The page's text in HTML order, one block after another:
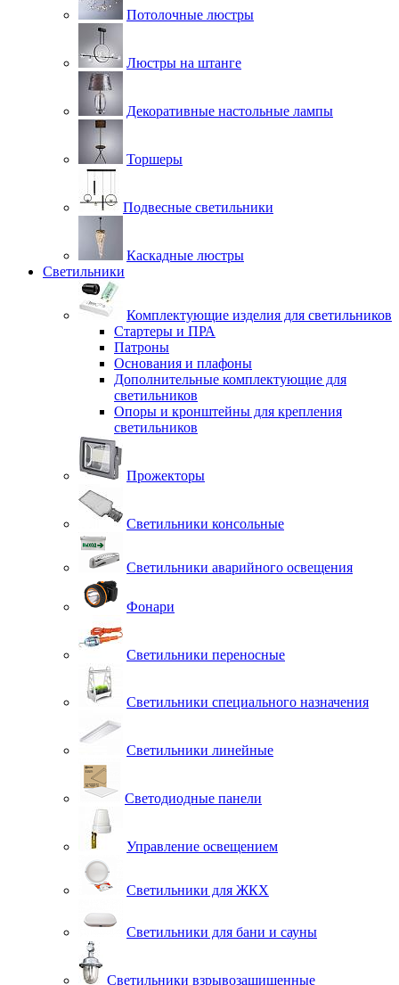
Потолочные люстры
Люстры на штанге
Декоративные настольные лампы
Торшеры
Подвесные светильники
Каскадные люстры
Светильники
Комплектующие изделия для светильников
Стартеры и ПРА
Патроны
Основания и плафоны
Дополнительные комплектующие для
светильников
Опоры и кронштейны для крепления
светильников
Прожекторы
Светильники консольные
Светильники аварийного освещения
Фонари
Светильники переносные
Светильники специального назначения
Светильники линейные
Светодиодные панели
Управление освещением
Светильники для ЖКХ
Светильники для бани и сауны
Светильники взрывозащищенные